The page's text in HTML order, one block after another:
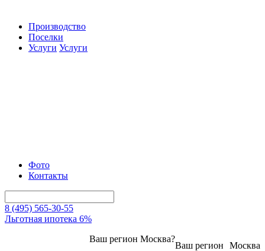
Производство
Поселки
Услуги Услуги
Фото
Контакты
8 (495) 565-30-55
Льготная ипотека 6%
Москва
Ваш регион
Ваш регион Москва?